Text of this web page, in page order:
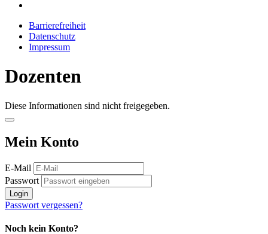
Barrierefreiheit
Datenschutz
Impressum
Dozenten
Diese Informationen sind nicht freigegeben.
Mein Konto
E-Mail
Passwort
Login
Passwort vergessen?
Noch kein Konto?